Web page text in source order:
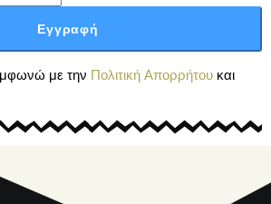
Εγγραφή
με την Πολιτική Απορρήτου και